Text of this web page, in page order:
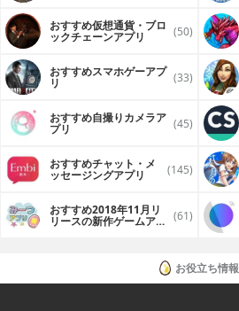
おすすめ仮想通貨・ブロ
ックチェーンアプリ (50)
おすすめスマホゲーアプ
リ (33)
おすすめ自撮りカメラア
プリ (45)
おすすめチャット・メ
ッセージングアプリ (145)
おすすめ2018年11月リ
リースの新作ゲームアプ (61)
お役立ち情報